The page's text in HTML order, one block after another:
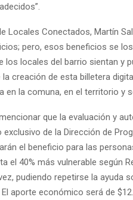
Locales Conectados, Martín
pero, esos beneficios se
los locales del barrio sientan y
creación de esta billetera
en la comuna, en el territorio y
que la evaluación y
exclusivo de la Dirección de
el beneficio para las
el 40% más vulnerable según
pudiendo repetirse la ayuda
aporte económico será de